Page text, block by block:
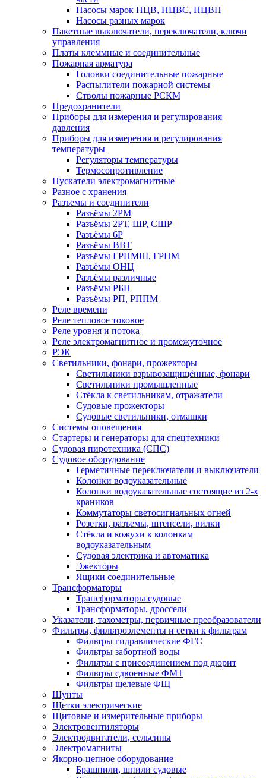
Насосы марок НЦВ, НЦВС, НЦВП
Насосы разных марок
Пакетные выключатели, переключатели, ключи
управления
Платы клеммные и соединительные
Пожарная арматура
Головки соединительные пожарные
Распылители пожарной системы
Стволы пожарные РСКМ
Предохранители
Приборы для измерения и регулирования
давления
Приборы для измерения и регулирования
температуры
Регуляторы температуры
Термосопротивление
Пускатели электромагнитные
Разное с хранения
Разъемы и соединители
Разъёмы 2РМ
Разъёмы 2РТ, ШР, СШР
Разъёмы 6Р
Разъёмы ВВТ
Разъёмы ГРПМШ, ГРПМ
Разъёмы ОНЦ
Разъёмы различные
Разъёмы РБН
Разъёмы РП, РППМ
Реле времени
Реле тепловое токовое
Реле уровня и потока
Реле электромагнитное и промежуточное
РЭК
Светильники, фонари, прожекторы
Светильники взрывозащищённые, фонари
Светильники промышленные
Стёкла к светильникам, отражатели
Судовые прожекторы
Судовые светильники, отмашки
Системы оповещения
Стартеры и генераторы для спецтехники
Судовая пиротехника (СПС)
Судовое оборудование
Герметичные переключатели и выключатели
Колонки водоуказательные
Колонки водоуказательные состоящие из 2-х
краников
Коммутаторы светосигнальных огней
Розетки, разъемы, штепсели, вилки
Стёкла и кожухи к колонкам
водоуказательным
Судовая электрика и автоматика
Эжекторы
Ящики соединительные
Трансформаторы
Трансформаторы судовые
Трансформаторы, дроссели
Указатели, тахометры, первичные преобразователи
Фильтры, фильтроэлементы и сетки к фильтрам
Фильтры гидравлические ФГС
Фильтры забортной воды
Фильтры с присоединением под дюрит
Фильтры сдвоенные ФМТ
Фильтры щелевые ФЩ
Шунты
Щетки электрические
Щитовые и измерительные приборы
Электровентиляторы
Электродвигатели, сельсины
Электромагниты
Якорно-цепное оборудование
Брашпили, шпили судовые